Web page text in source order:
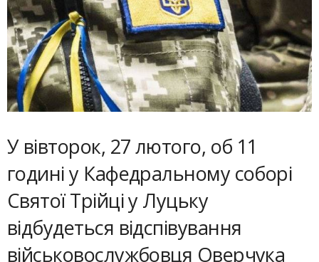
У вівторок, 27 лютого, об 11
годині у Кафедральному соборі
Святої Трійці у Луцьку
відбудеться відспівування
військовослужбовця Оверчука